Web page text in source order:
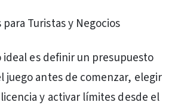
Turistas y Negocios
ideal es definir un presupuesto
juego antes de comenzar, elegir
y activar límites desde el